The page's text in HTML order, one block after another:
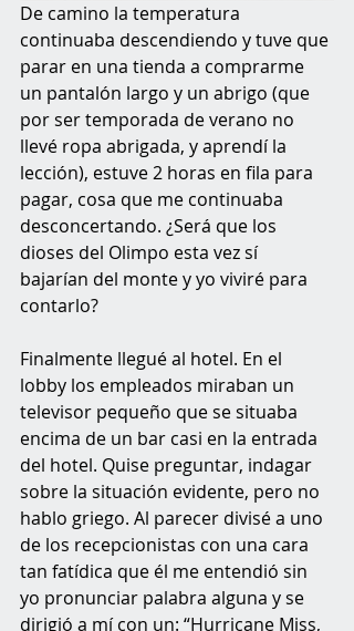
De camino la temperatura
continuaba descendiendo y tuve que
parar en una tienda a comprarme
un pantalón largo y un abrigo (que
por ser temporada de verano no
llevé ropa abrigada, y aprendí la
lección), estuve 2 horas en fila para
pagar, cosa que me continuaba
desconcertando. ¿Será que los
dioses del Olimpo esta vez sí
bajarían del monte y yo viviré para
contarlo?
Finalmente llegué al hotel. En el
lobby los empleados miraban un
televisor pequeño que se situaba
encima de un bar casi en la entrada
del hotel. Quise preguntar, indagar
sobre la situación evidente, pero no
hablo griego. Al parecer divisé a uno
de los recepcionistas con una cara
tan fatídica que él me entendió sin
yo pronunciar palabra alguna y se
dirigió a mí con un: “Hurricane Miss,